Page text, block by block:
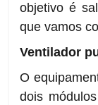
objetivo é
que vamos
Ventilador
O
dois